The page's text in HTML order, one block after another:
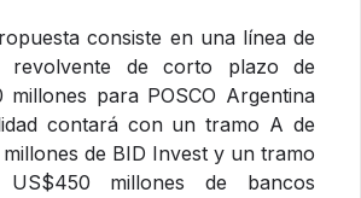
consiste en una línea de
revolvente de corto plazo de
millones para POSCO Argentina
contará con un tramo A de
de BID Invest y un tramo
millones de bancos